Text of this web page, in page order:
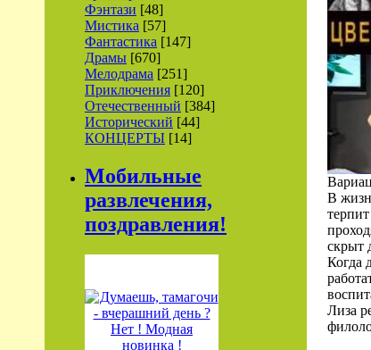
Фэнтази [48]
Мистика [57]
Фантастика [147]
Драмы [670]
Мелодрама [251]
Приключения [120]
Отечественный [384]
Исторический [44]
КОНЦЕРТЫ [14]
Мобильные
развлечения,
поздравления!
В
скрыт
Когда
Лиза